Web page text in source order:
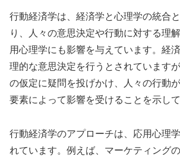
行動経済学は、経済学と心理学の統合
り、人々の意思決定や行動に対する理
用心理学にも影響を与えています。経
理的な意思決定を行うとされています
の仮定に疑問を投げかけ、人々の行動
要素によって影響を受けることを示して
行動経済学のアプローチは、応用心理
れています。例えば、マーケティング